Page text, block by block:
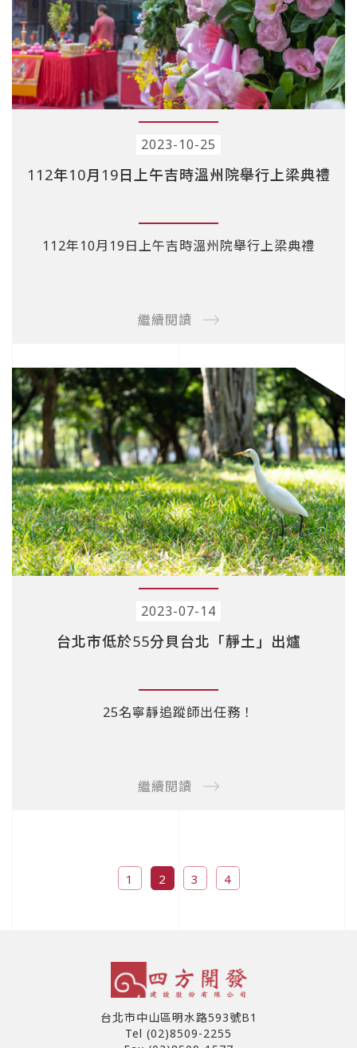
2023-10-25
112年10月19日上午吉時溫州院舉行上梁典禮
112年10月19日上午吉時溫州院舉行上梁典禮
繼續閱讀
2023-07-14
台北市低於55分貝台北「靜土」出爐
25名寧靜追蹤師出任務！
繼續閱讀
1 2 3 4
台北市中山區明水路593號B1
Tel (02)8509-2255